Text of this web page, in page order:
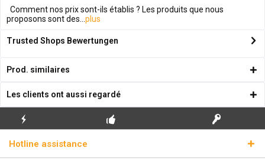
Comment nos prix sont-ils établis ? Les produits que nous
proposons sont des... plus
Trusted Shops Bewertungen
Prod. similaires
Les clients ont aussi regardé
ÉCLAIR
Hotline assistance